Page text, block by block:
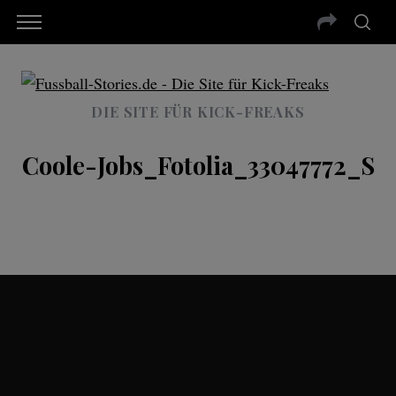
DIE SITE FÜR KICK-FREAKS
Coole-Jobs_Fotolia_33047772_S